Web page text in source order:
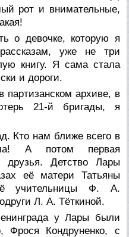
рот и внимательные,
о девочке, которую я
уже не три
книгу. Я сама стала
и дороги.
партизанском архиве, в
21-й бригады, я
Кто нам ближе всего в
А потом первая
друзья. Детство Лары
её матери Татьяны
учительницы Ф. А.
Л. А. Тёткиной.
у Лары были
Фрося Кондруненко, с